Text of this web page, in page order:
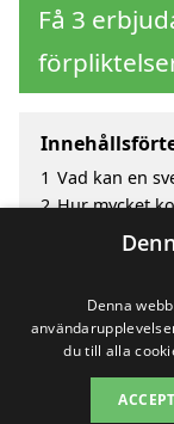
Få 3
1 Vad kan en
2 Hur mycket
Fördelar
Sök efter en
Denna
du till alla